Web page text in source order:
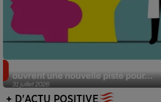
31 juillet 2026
ouvrent une nouvelle piste pour...
+ D'ACTU POSITIVE